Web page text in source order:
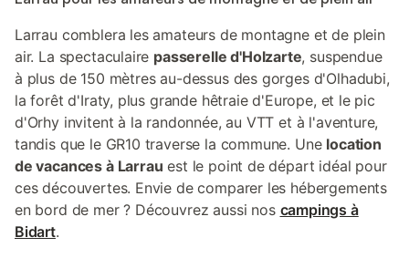
Larrau comblera les amateurs de montagne et de plein
air. La spectaculaire passerelle d'Holzarte, suspendue
à plus de 150 mètres au-dessus des gorges d'Olhadubi,
la forêt d'Iraty, plus grande hêtraie d'Europe, et le pic
d'Orhy invitent à la randonnée, au VTT et à l'aventure,
tandis que le GR10 traverse la commune. Une location
de vacances à Larrau est le point de départ idéal pour
ces découvertes. Envie de comparer les hébergements
en bord de mer ? Découvrez aussi nos campings à
Bidart.